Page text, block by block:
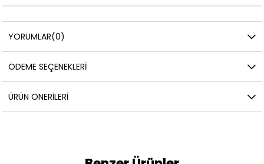
YORUMLAR(0)
ÖDEME SEÇENEKLERI
ÜRÜN ÖNERILERI